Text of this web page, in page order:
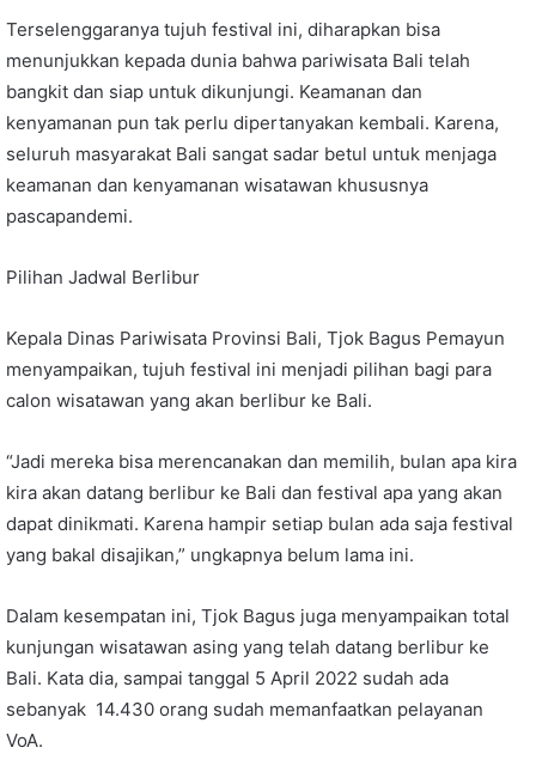
Terselenggaranya tujuh festival ini, diharapkan bisa
menunjukkan kepada dunia bahwa pariwisata Bali telah
bangkit dan siap untuk dikunjungi. Keamanan dan
kenyamanan pun tak perlu dipertanyakan kembali. Karena,
seluruh masyarakat Bali sangat sadar betul untuk menjaga
keamanan dan kenyamanan wisatawan khususnya
pascapandemi.
Pilihan Jadwal Berlibur
Kepala Dinas Pariwisata Provinsi Bali, Tjok Bagus Pemayun
menyampaikan, tujuh festival ini menjadi pilihan bagi para
calon wisatawan yang akan berlibur ke Bali.
“Jadi mereka bisa merencanakan dan memilih, bulan apa kira
kira akan datang berlibur ke Bali dan festival apa yang akan
dapat dinikmati. Karena hampir setiap bulan ada saja festival
yang bakal disajikan,” ungkapnya belum lama ini.
Dalam kesempatan ini, Tjok Bagus juga menyampaikan total
kunjungan wisatawan asing yang telah datang berlibur ke
Bali. Kata dia, sampai tanggal 5 April 2022 sudah ada
sebanyak 14.430 orang sudah memanfaatkan pelayanan
VoA.